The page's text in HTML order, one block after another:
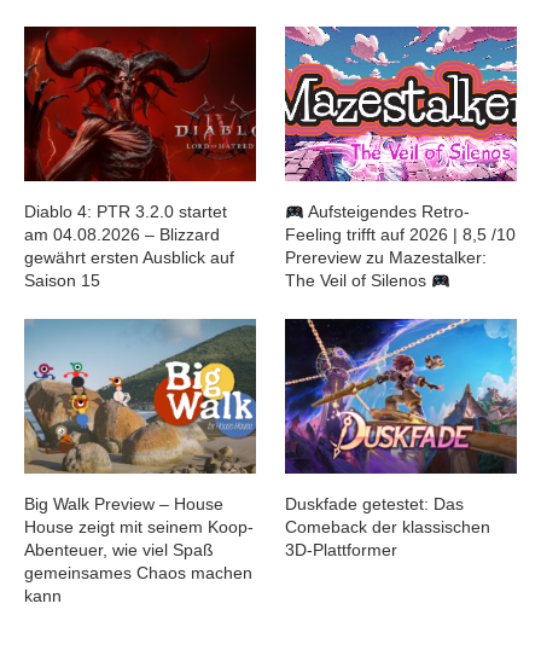
Diablo 4: PTR 3.2.0 startet
am 04.08.2026 – Blizzard
gewährt ersten Ausblick auf
Saison 15
Aufsteigendes Retro-
Feeling trifft auf 2026 | 8,5 /10
Prereview zu Mazestalker:
The Veil of Silenos
Big Walk Preview – House
House zeigt mit seinem Koop-
Abenteuer, wie viel Spaß
gemeinsames Chaos machen
kann
Duskfade getestet: Das
Comeback der klassischen
3D-Plattformer